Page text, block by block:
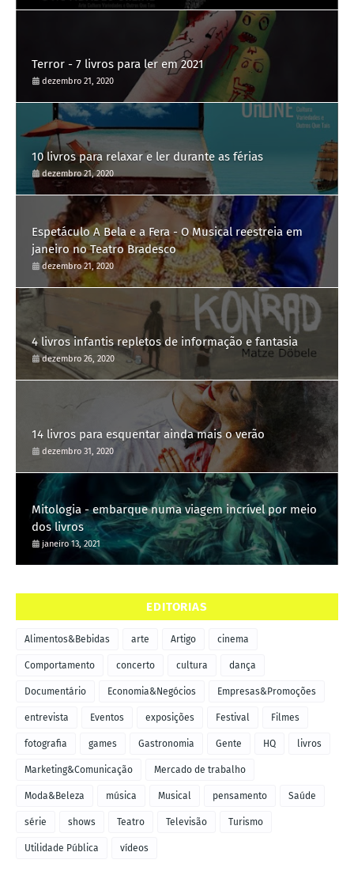
Terror - 7 livros para ler em 2021
dezembro 21, 2020
10 livros para relaxar e ler durante as férias
dezembro 21, 2020
Espetáculo A Bela e a Fera - O Musical reestreia em
janeiro no Teatro Bradesco
dezembro 21, 2020
4 livros infantis repletos de informação e fantasia
dezembro 26, 2020
14 livros para esquentar ainda mais o verão
dezembro 31, 2020
Mitologia - embarque numa viagem incrível por meio
dos livros
janeiro 13, 2021
EDITORIAS
Alimentos&Bebidas arte Artigo cinema
Comportamento concerto cultura dança
Documentário Economia&Negócios Empresas&Promoções
entrevista Eventos exposições Festival Filmes
fotografia games Gastronomia Gente HQ livros
Marketing&Comunicação Mercado de trabalho
Moda&Beleza música Musical pensamento Saúde
série shows Teatro Televisão Turismo
Utilidade Pública vídeos